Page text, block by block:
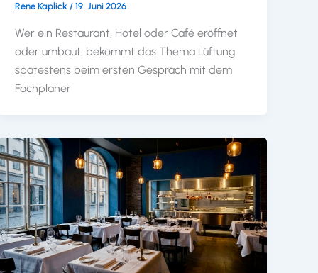
Rene Kaplick/19. Juni 2026
Wer ein Restaurant, Hotel oder Café eröffnet
oder umbaut, bekommt das Thema Lüftung
spätestens beim ersten Gespräch mit dem
Fachplaner